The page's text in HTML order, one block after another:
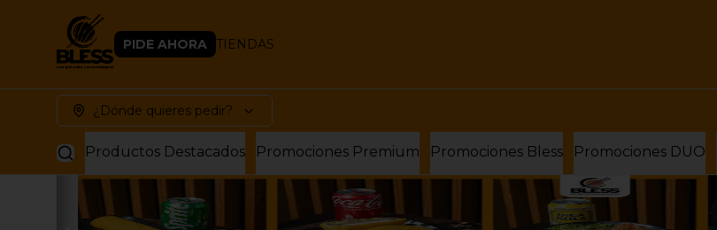
PIDE AHORA TIENDAS
¿Dónde quieres pedir?
Productos Destacados Promociones Premium Promociones Bless Promociones DUO